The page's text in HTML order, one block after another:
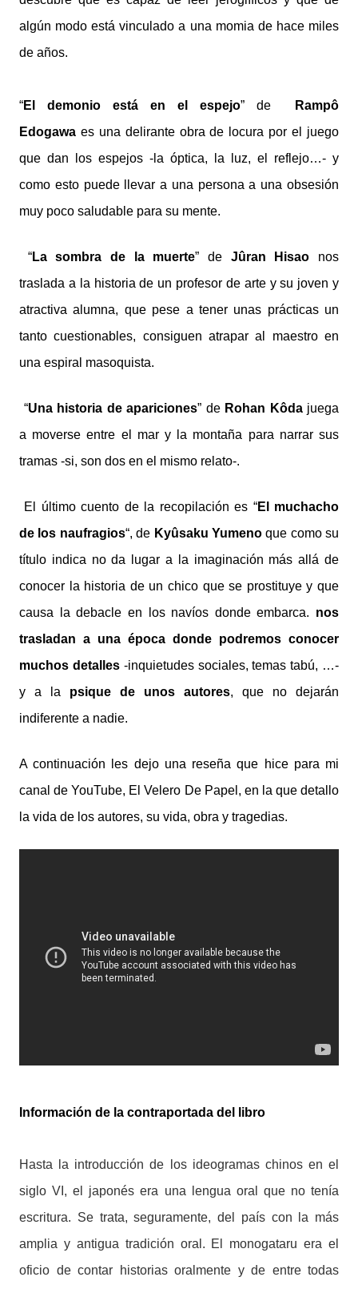
algún modo está vinculado a una momia de hace miles
de años.
“El demonio está en el espejo” de
Rampô
Edogawa es una delirante obra de locura por el juego
que dan los espejos -la óptica, la luz, el reflejo…- y
como esto puede llevar a una persona a una obsesión
muy poco saludable para su mente.
“La sombra de la muerte” de Jûran Hisao nos
traslada a la historia de un profesor de arte y su joven y
atractiva alumna, que pese a tener unas prácticas un
tanto cuestionables, consiguen atrapar al maestro en
una espiral masoquista.
“Una historia de apariciones” de Rohan Kôda juega
a moverse entre el mar y la montaña para narrar sus
tramas -si, son dos en el mismo relato-.
El último cuento de la recopilación es “El muchacho
de los naufragios“, de Kyûsaku Yumenoque como su
título indica no da lugar a la imaginación más allá de
conocer la historia de un chico que se prostituye y que
causa la debacle en los navíos donde embarca. nos
trasladan a una época donde podremos conocer
muchos detalles -inquietudes sociales, temas tabú, …-
y a la
psique de unos autores, que no dejarán
indiferente a nadie.
A continuación les dejo una reseña que hice para mi
canal de YouTube, El Velero De Papel, en la que detallo
la vida de los autores, su vida, obra y tragedias.
Información de la contraportada del libro
Hasta la introducción de los ideogramas chinos en el
siglo VI, el japonés era una lengua oral que no tenía
escritura. Se trata, seguramente, del país con la más
amplia y antigua tradición oral. El monogataru era el
oficio de contar historias oralmente y de entre todas